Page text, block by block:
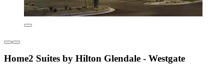
Home2 Suites by Hilton Glendale - Westgate